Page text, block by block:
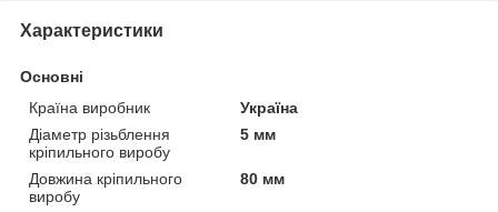
Характеристики
Основні
Країна виробник
Україна
Діаметр різьблення
кріпильного виробу
5 мм
Довжина кріпильного
виробу
80 мм